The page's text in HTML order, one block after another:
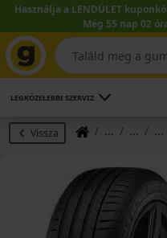
Használja a LENDÜLET
Még 55 nap 02
LEGKÖZELEBBI SZERVIZ
Vissza